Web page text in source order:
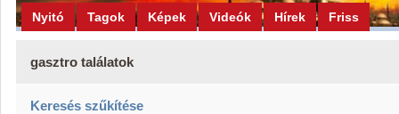
Nyitó Tagok Képek Videók Hírek Friss
gasztro találatok
Keresés szűkítése